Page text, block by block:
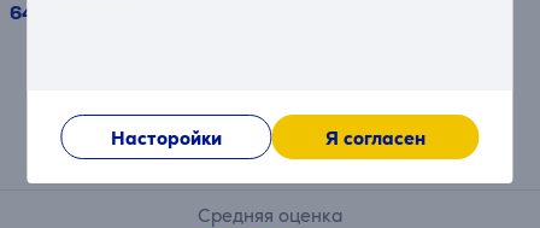
Насторойки Я согласен
649.99 €
Отзывы
Средняя оценка